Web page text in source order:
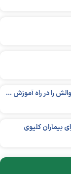
۱۴۰ میلیارد تومان وقف؛ نیکوکار عجب‌شیری تمام اموالش را در راه آموزش بخشید
بیماران کلیوی